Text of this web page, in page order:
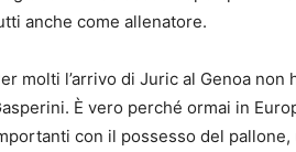
anche come allenatore.
molti l’arrivo di Juric al Genoa
È vero perché ormai in
con il possesso del